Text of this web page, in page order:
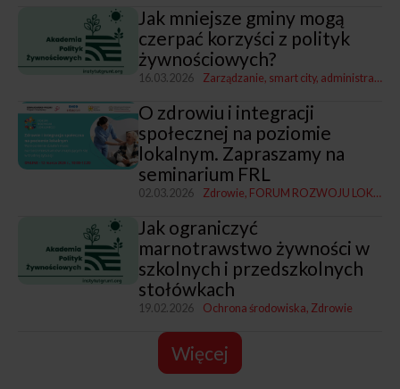
Jak mniejsze gminy mogą
czerpać korzyści z polityk
żywnościowych?
16.03.2026 Zarządzanie, smart city, administracja
O zdrowiu i integracji
społecznej na poziomie
lokalnym. Zapraszamy na
seminarium FRL
02.03.2026 Zdrowie FORUM ROZWOJU LOKALNEGO
Jak ograniczyć
marnotrawstwo żywności w
szkolnych i przedszkolnych
stołówkach
19.02.2026 Ochrona środowiska Zdrowie
Więcej